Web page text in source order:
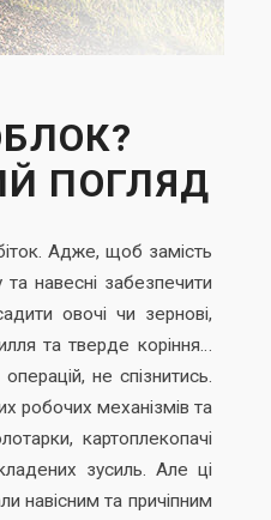
ПОГЛЯД
Адже, щоб замість
навесні забезпечити
овочі чи зернові,
та тверде коріння…
не спізнитись.
робочих механізмів та
картоплекопачі
зусиль. Але ці
навісним та причіпним